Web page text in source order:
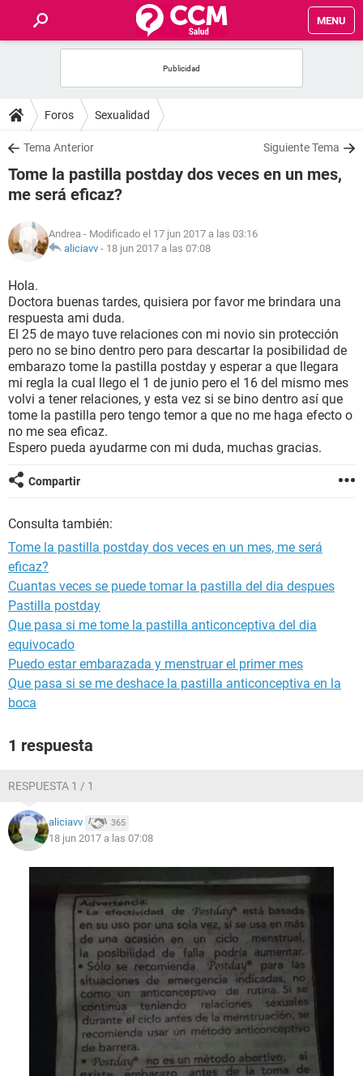
MENU
FOROS
SALUD
NUTRICIÓN
SEXUALIDAD
GLOSARIO
Foros Sexualidad
Tema Anterior Siguiente Tema
Tome la pastilla postday dos veces en un mes,
me será eficaz?
Andrea - Modificado el 17 jun 2017 a las 03:16
aliciavv - 18 jun 2017 a las 07:08
Hola.
Doctora buenas tardes, quisiera por favor me brindara una
respuesta ami duda.
El 25 de mayo tuve relaciones con mi novio sin protección
pero no se bino dentro pero para descartar la posibilidad de
embarazo tome la pastilla postday y esperar a que llegara
mi regla la cual llego el 1 de junio pero el 16 del mismo mes
volvi a tener relaciones, y esta vez si se bino dentro así que
tome la pastilla pero tengo temor a que no me haga efecto o
no me sea eficaz.
Espero pueda ayudarme con mi duda, muchas gracias.
Compartir
Consulta también:
Tome la pastilla postday dos veces en un mes, me será
eficaz?
Cuantas veces se puede tomar la pastilla del dia despues
Pastilla postday
Que pasa si me tome la pastilla anticonceptiva del dia
equivocado
Puedo estar embarazada y menstruar el primer mes
Que pasa si se me deshace la pastilla anticonceptiva en la
boca
1 respuesta
RESPUESTA 1 / 1
aliciavv 365
18 jun 2017 a las 07:08